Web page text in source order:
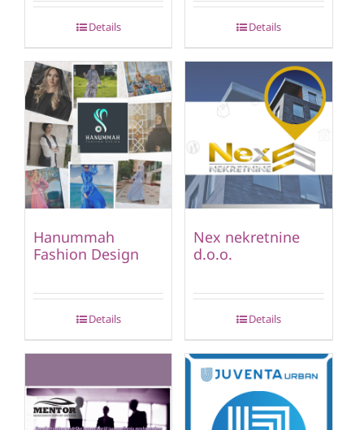
Details Details
Hanummah
Fashion Design
Details
Nex nekretnine
d.o.o.
Details